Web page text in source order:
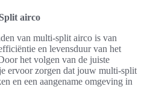
airco
van multi-split airco is van
en levensduur van het
het volgen van de juiste
ervoor zorgen dat jouw multi-split
en een aangename omgeving in